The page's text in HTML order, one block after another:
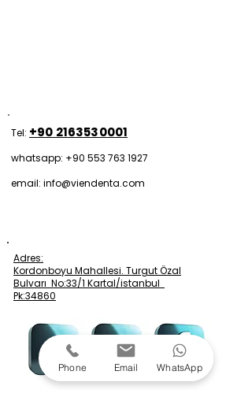
Tel: +90 2163530001
whatsapp: +90 553 763 1927
email: info@viendenta.com
Adres:
Kordonboyu Mahallesi. Turgut Özal
Bulvarı No:33/1 Kartal/istanbul
Pk:34860
Phone Email WhatsApp